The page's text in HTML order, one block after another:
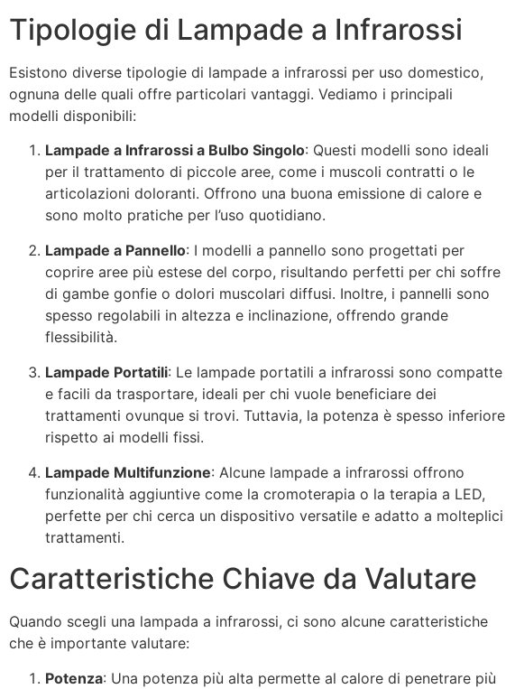
Tipologie di Lampade a Infrarossi
Esistono diverse tipologie di lampade a infrarossi per uso domestico,
ognuna delle quali offre particolari vantaggi. Vediamo i principali
modelli disponibili:
Lampade a Infrarossi a Bulbo Singolo: Questi modelli sono ideali
per il trattamento di piccole aree, come i muscoli contratti o le
articolazioni doloranti. Offrono una buona emissione di calore e
sono molto pratiche per l’uso quotidiano.
Lampade a Pannello: I modelli a pannello sono progettati per
coprire aree più estese del corpo, risultando perfetti per chi soffre
di gambe gonfie o dolori muscolari diffusi. Inoltre, i pannelli sono
spesso regolabili in altezza e inclinazione, offrendo grande
flessibilità.
Lampade Portatili: Le lampade portatili a infrarossi sono compatte
e facili da trasportare, ideali per chi vuole beneficiare dei
trattamenti ovunque si trovi. Tuttavia, la potenza è spesso inferiore
rispetto ai modelli fissi.
Lampade Multifunzione: Alcune lampade a infrarossi offrono
funzionalità aggiuntive come la cromoterapia o la terapia a LED,
perfette per chi cerca un dispositivo versatile e adatto a molteplici
trattamenti.
Caratteristiche Chiave da Valutare
Quando scegli una lampada a infrarossi, ci sono alcune caratteristiche
che è importante valutare:
Potenza: Una potenza più alta permette al calore di penetrare più